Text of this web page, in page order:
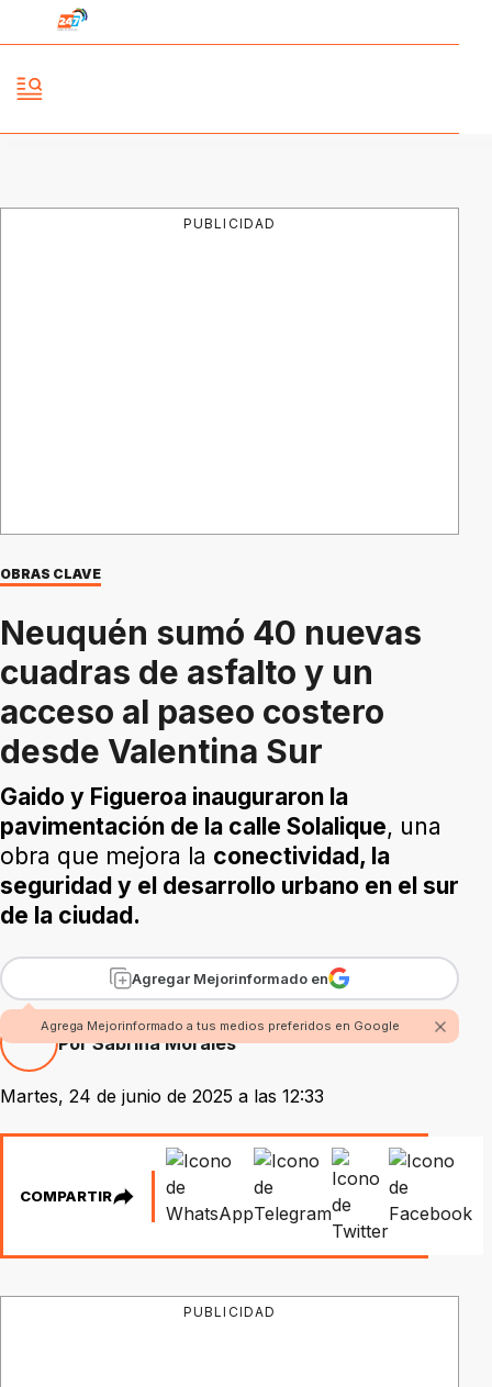
PUBLICIDAD
OBRAS CLAVE
Neuquén sumó 40 nuevas
cuadras de asfalto y un
acceso al paseo costero
desde Valentina Sur
Gaido y Figueroa inauguraron la
pavimentación de la calle Solalique, una
obra que mejora la conectividad, la
seguridad y el desarrollo urbano en el sur
de la ciudad.
Agregar Mejorinformado en
Agrega Mejorinformado a tus medios preferidos en Google
Por Sabrina Morales
Martes, 24 de junio de 2025 a las 12:33
COMPARTIR
PUBLICIDAD